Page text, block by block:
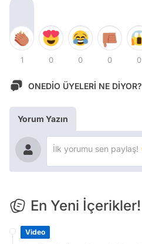
1 0 0 0 0
ONEDİO ÜYELERİ NE DİYOR?
Yorum Yazın
En Yeni İçerikler!
Video